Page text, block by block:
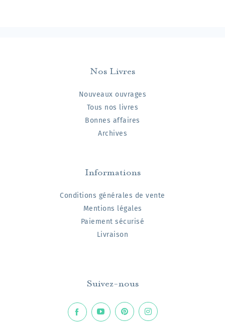
Nos Livres
Nouveaux ouvrages
Tous nos livres
Bonnes affaires
Archives
Informations
Conditions générales de vente
Mentions légales
Paiement sécurisé
Livraison
Suivez-nous